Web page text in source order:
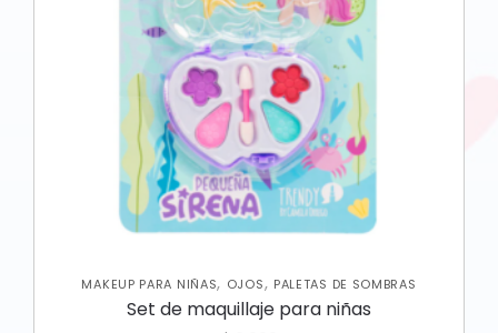
MAKEUP PARA NIÑAS, OJOS, PALETAS DE SOMBRAS
Set de maquillaje para niñas